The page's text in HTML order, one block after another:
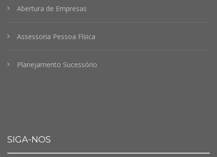
Abertura de Empresas
Assessoria Pessoa Física
Planejamento Sucessório
SIGA-NOS